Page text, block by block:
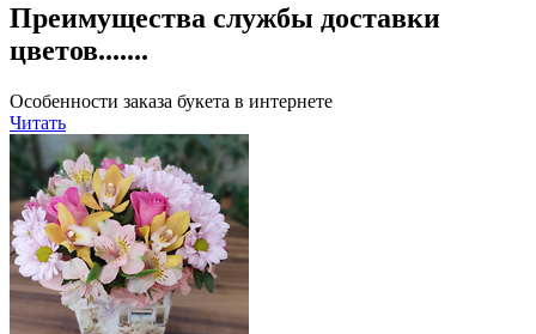
Преимущества службы доставки
цветов.......
Особенности заказа букета в интернете
Читать